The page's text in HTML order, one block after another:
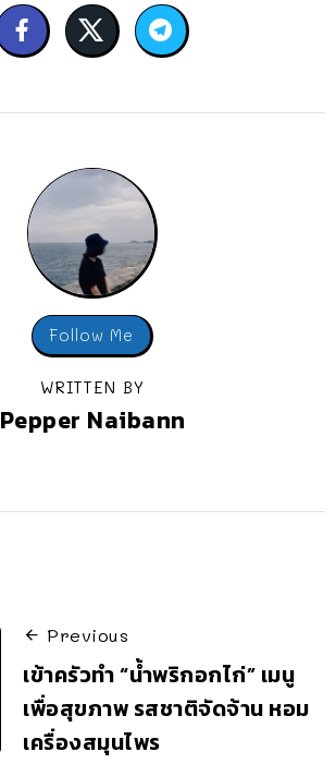
Follow Me
WRITTEN BY
Pepper Naibann
Previous
เข้าครัวทำ “น้ำพริกอกไก่” เมนู
เพื่อสุขภาพ รสชาติจัดจ้าน หอม
เครื่องสมุนไพร